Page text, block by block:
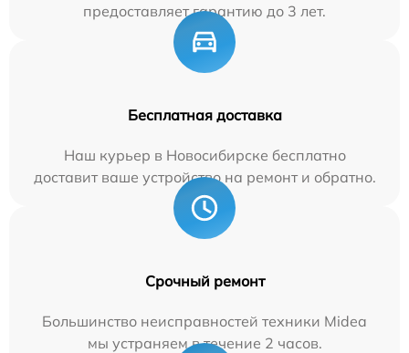
предоставляет гарантию до 3 лет.
Бесплатная доставка
Наш курьер в Новосибирске бесплатно
доставит ваше устройство на ремонт и обратно.
Срочный ремонт
Большинство неисправностей техники Midea
мы устраняем в течение 2 часов.